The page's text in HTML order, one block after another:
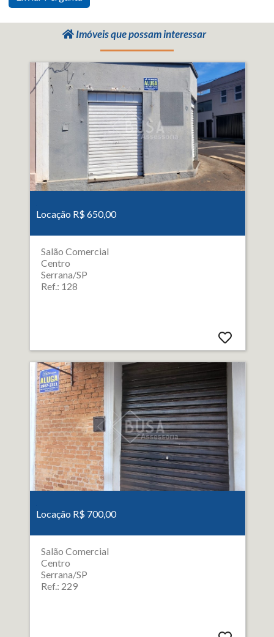
Imóveis que possam interessar
Locação R$ 650,00
Salão Comercial
Centro
Serrana/SP
Ref.: 128
Locação R$ 700,00
Salão Comercial
Centro
Serrana/SP
Ref.: 229